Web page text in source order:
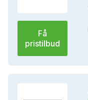
Få
pristilbud